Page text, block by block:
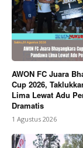
AWON FC Juara
Cup 2026,
Lima Lewat Adu
Dramatis
1 Agustus 2026